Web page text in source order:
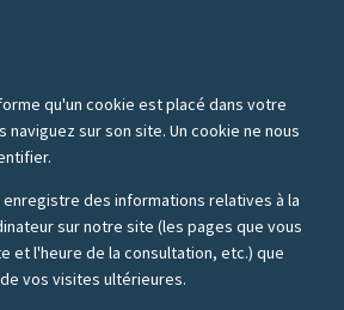
qu'un cookie est placé dans votre
sur son site. Un cookie ne nous
enregistre des informations relatives à la
sur notre site (les pages que vous
et l'heure de la consultation, etc.) que
vos visites ultérieures.